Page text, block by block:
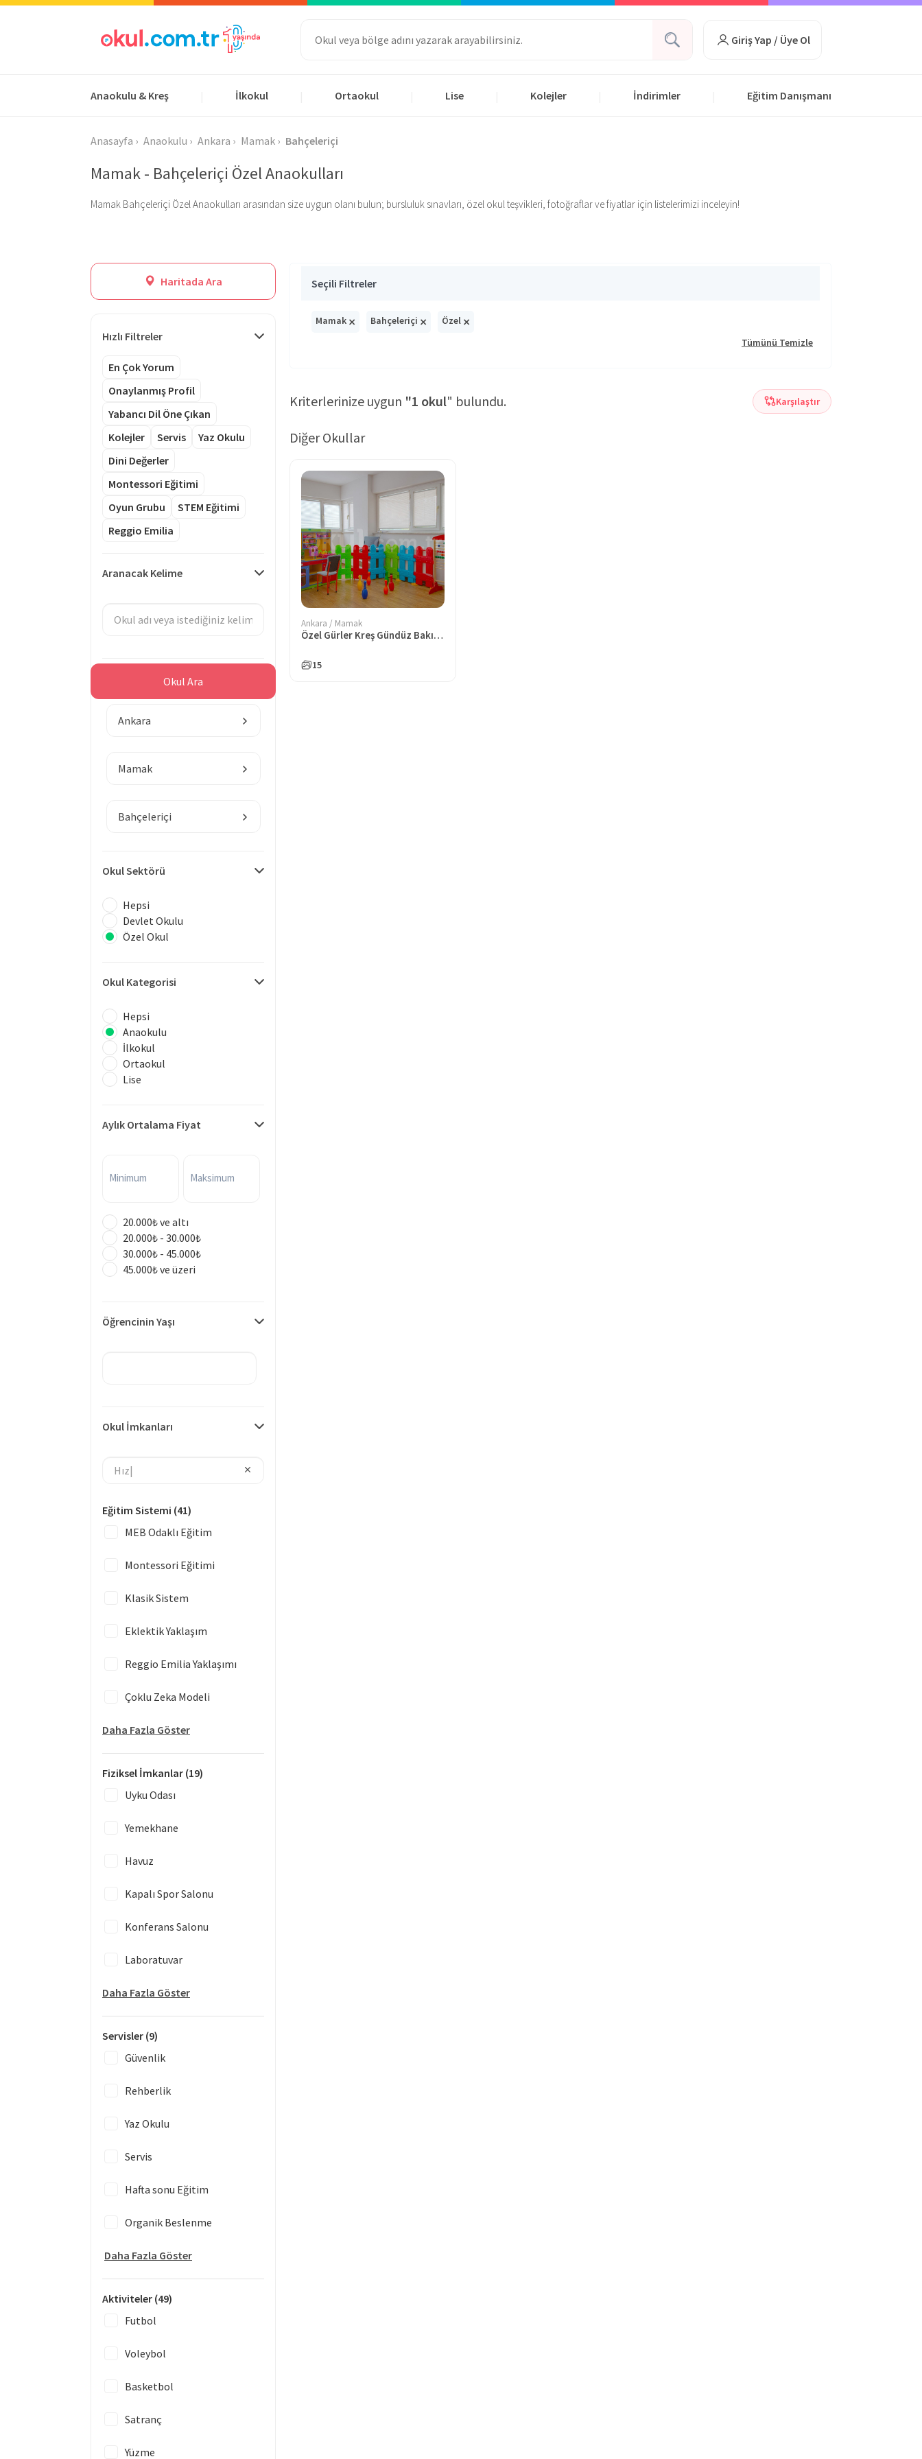
Giriş Yap / Üye Ol
Anaokulu & Kreş İlkokul Ortaokul Lise Kolejler İndirimler Eğitim Danışmanı
Anasayfa Anaokulu Ankara Mamak Bahçeleriçi
Mamak - Bahçeleriçi Özel Anaokulları
Mamak Bahçeleriçi Özel Anaokulları arasından size uygun olanı bulun; bursluluk sınavları, özel okul teşvikleri, fotoğraflar ve fiyatlar için listelerimizi inceleyin!
Haritada Ara
Hızlı Filtreler
En Çok Yorum
Onaylanmış Profil
Yabancı Dil Öne Çıkan
Kolejler
Servis
Yaz Okulu
Dini Değerler
Montessori Eğitimi
Oyun Grubu
STEM Eğitimi
Reggio Emilia
Aranacak Kelime
Ankara
Mamak
Bahçeleriçi
Okul Sektörü
Hepsi
Devlet Okulu
Özel Okul
Okul Kategorisi
Hepsi
Anaokulu
İlkokul
Ortaokul
Lise
Aylık Ortalama Fiyat
Minimum Maksimum
20.000₺ ve altı
20.000₺ - 30.000₺
30.000₺ - 45.000₺
45.000₺ ve üzeri
Öğrencinin Yaşı
Okul İmkanları
Eğitim Sistemi (41)
MEB Odaklı Eğitim
Montessori Eğitimi
Klasik Sistem
Eklektik Yaklaşım
Reggio Emilia Yaklaşımı
Çoklu Zeka Modeli
Daha Fazla Göster
Fiziksel İmkanlar (19)
Uyku Odası
Yemekhane
Havuz
Kapalı Spor Salonu
Konferans Salonu
Laboratuvar
Daha Fazla Göster
Servisler (9)
Güvenlik
Rehberlik
Yaz Okulu
Servis
Hafta sonu Eğitim
Organik Beslenme
Daha Fazla Göster
Aktiviteler (49)
Futbol
Voleybol
Basketbol
Satranç
Yüzme
Okul Ara
Seçili Filtreler
Mamak × Bahçeleriçi × Özel ×
Tümünü Temizle
Kriterlerinize uygun "1 okul" bulundu. Karşılaştır
Diğer Okullar
Ankara / Mamak
Özel Gürler Kreş Gündüz Bakımevi Anaokulu
15